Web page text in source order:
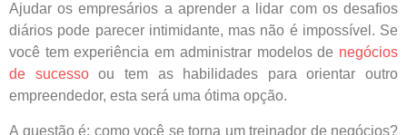
Ajudar os empresários a aprender a lidar com os desafios
diários pode parecer intimidante, mas não é impossível. Se
você tem experiência em administrar modelos de negócios
de sucessoou tem as habilidades para orientar outro
empreendedor, esta será uma ótima opção.
A questão é: como você se torna um treinador de negócios?